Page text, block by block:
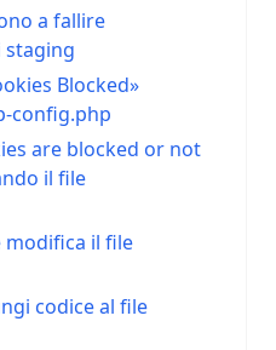
a fallire
Blocked»
config.php
are blocked or not
il file
modifica il file
codice al file